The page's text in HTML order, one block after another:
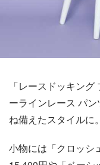
「レースドッキン
ーラインレース パ
ね備えたスタイルに。
小物には「クロッシ